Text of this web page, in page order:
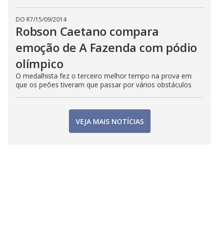
DO R7/15/09/2014
Robson Caetano compara
emoção de A Fazenda com pódio
olímpico
O medalhista fez o terceiro melhor tempo na prova em
que os peões tiveram que passar por vários obstáculos
VEJA MAIS NOTÍCIAS